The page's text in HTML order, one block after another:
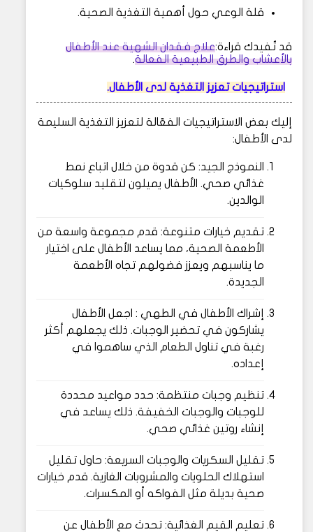
قلة الوعي حول أهمية التغذية الصحية.
قد تُفيدك قراءة:علاج فقدان الشهية عند الأطفال
بالأعشاب والطرق الطبيعية الفعالة.
استراتيجيات تعزيز التغذية لدى الأطفال.
إليك بعض الاستراتيجيات الفعّالة لتعزيز التغذية السليمة
لدى الأطفال:
النموذج الجيد: كن قدوة من خلال اتباع نمط
غذائي صحي. الأطفال يميلون لتقليد سلوكيات
الوالدين.
تقديم خيارات متنوعة: قدم مجموعة واسعة من
الأطعمة الصحية، مما يساعد الأطفال على اختيار
ما يناسبهم ويعزز فضولهم تجاه الأطعمة
الجديدة.
إشراك الأطفال في الطهي : اجعل الأطفال
يشاركون في تحضير الوجبات. ذلك يجعلهم أكثر
رغبة في تناول الطعام الذي ساهموا في
إعداده.
تنظيم وجبات منتظمة: حدد مواعيد محددة
للوجبات والوجبات الخفيفة. ذلك يساعد في
إنشاء روتين غذائي صحي.
تقليل السكريات والوجبات السريعة: حاول تقليل
استهلاك الحلويات والمشروبات الغازية. قدم خيارات
صحية بديلة مثل الفواكه أو المكسرات.
تعليم القيم الغذائية: تحدث مع الأطفال عن